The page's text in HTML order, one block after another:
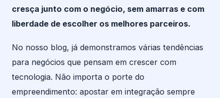
cresça junto com o negócio, sem amarras e com
liberdade de escolher os melhores parceiros.
No nosso blog, já demonstramos várias tendências
para negócios que pensam em crescer com
tecnologia. Não importa o porte do
empreendimento: apostar em integração sempre